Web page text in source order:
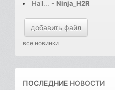
Hail... - Ninja_H2R
добавить файл
все новинки
ПОСЛЕДНИЕ НОВОСТИ